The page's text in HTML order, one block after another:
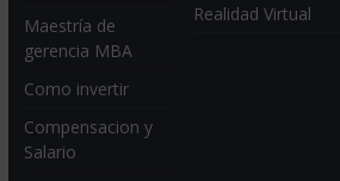
Maestría de
gerencia MBA
Como invertir
Compensacion y
Salario
Realidad Virtual